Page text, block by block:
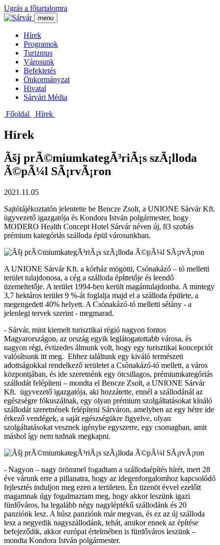
Ugrás a főtartalomra
menu
Hí­rek
Programok
Turizmus
Városunk
Befektetés
Önkormányzat
Hivatal
Sárvári Média
Főoldal
Hí­rek
Hírek
Ãšj prÃ©miumkategÃ³riÃ¡s szÃ¡lloda
Ã©pÃ¼l SÃ¡rvÃ¡ron
2021.11.05
Sajtótájékoztatón jelentette be Bencze Zsolt, a UNIONE Sárvár Kft.
ügyvezető igazgatója és Kondora István polgármester, hogy
MODERO Health Concept Hotel Sárvár néven új, 83 szobás
prémium kategóriás szálloda épül városunkban.
A UNIONE Sárvár Kft. a kórház mögötti, Csónakázó – tó melletti
terület tulajdonosa, a cég a szálloda építtetője és leendő
üzemeltetője. A terület 1994-ben került magántulajdonba. A mintegy
3,7 hektáros terület 9 %-át foglalja majd el a szálloda épülete, a
megengedett 40% helyett. A Csónakázó-tó melletti sétány - a
jelenlegi tervek szerint - megmarad.
- Sárvár, mint kiemelt turisztikai régió nagyon fontos
Magyarországon, az ország egyik leglátogatottabb városa, és
nagyon régi, évtizedes álmunk volt, hogy egy turisztikai koncepciót
valósítsunk itt meg. Ehhez találtunk egy kiváló természeti
adottságokkal rendelkező területet a Csónakázó-tó mellett, a város
központjában, és ide szeretnénk egy ötcsillagos, prémiumkategóriás
szállodát felépíteni – mondta el Bencze Zsolt, a UNIONE Sárvár
Kft. ügyvezető igazgatója, aki hozzátette, ennél a szállodánál az
egészségre fókuszálnak, egy olyan prémium szolgáltatásokat kínáló
szállodát szeretnének felépíteni Sárváron, amelyben az egy hétre ide
érkező vendégek, a saját egészségükre figyelve, olyan
szolgáltatásokat vesznek igénybe egyszerre, egy csomagban, amit
máshol így nem tudnak megkapni.
- Nagyon – nagy örömmel fogadtam a szállodaépítés hírét, mert 28
éve várunk erre a pillanatra, hogy az idegenforgalomhoz kapcsolódó
fejlesztés induljon meg ezen a területen. Én tizenöt évvel ezelőtt
magamnak úgy fogalmaztam meg, hogy akkor leszünk igazi
fürdőváros, ha legalább négy nagyléptékű szállodánk és 20
panziónk lesz. A húsz panziónk már megvan, és ez az új szálloda
lesz a negyedik nagyszállodánk, tehát, amikor ennek az építése
befejeződik, akkor európai értelmében is fürdőváros leszünk –
mondta Kondora István polgármester.